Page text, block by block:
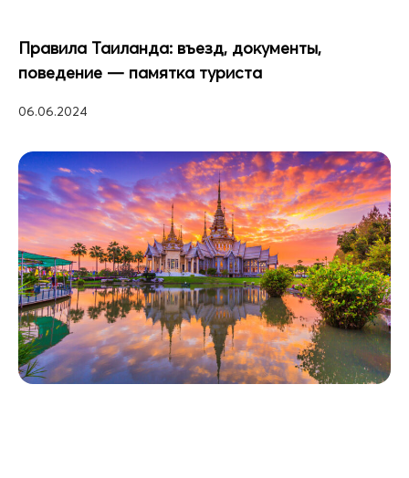
Правила Таиланда: въезд, документы,
поведение — памятка туриста
06.06.2024